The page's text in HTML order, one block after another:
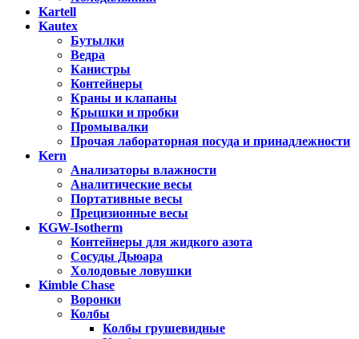
Kartell
Kautex
Бутылки
Ведра
Канистры
Контейнеры
Краны и клапаны
Крышки и пробки
Промывалки
Прочая лабораторная посуда и принадлежности
Kern
Анализаторы влажности
Аналитические весы
Портативные весы
Прецизионные весы
KGW-Isotherm
Контейнеры для жидкого азота
Сосуды Дьюара
Холодовые ловушки
Kimble Chase
Воронки
Колбы
Колбы грушевидные